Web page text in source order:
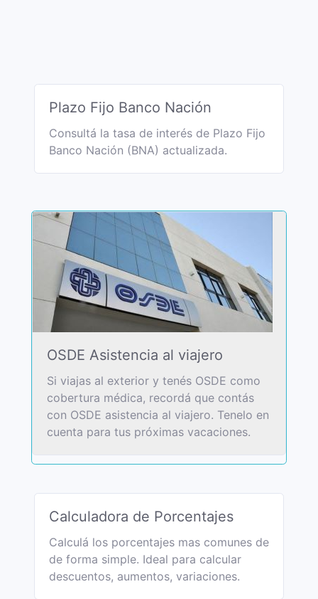
Plazo Fijo Banco Nación
Consultá la tasa de interés de Plazo Fijo
Banco Nación (BNA) actualizada.
OSDE Asistencia al viajero
Si viajas al exterior y tenés OSDE como
cobertura médica, recordá que contás
con OSDE asistencia al viajero. Tenelo en
cuenta para tus próximas vacaciones.
Calculadora de Porcentajes
Calculá los porcentajes mas comunes de
de forma simple. Ideal para calcular
descuentos, aumentos, variaciones.